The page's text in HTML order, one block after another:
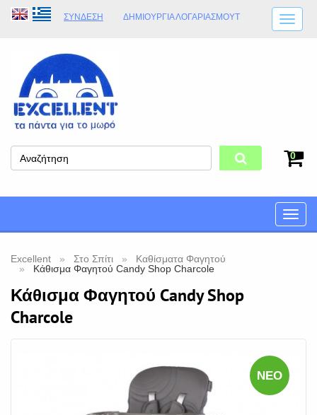
ΣΎΝΔΕΣΗ ΔΗΜΙΟΥΡΓΊΑ ΛΟΓΑΡΙΑΣΜΟΎT
ΩΡΆΡΙΟ ΚΑΤΑΣΤΉΜΑΤΟΣ
ΦΥΣΙΚΌ ΚΑΤΆΣΤΗΜΑ
0
Toggle
Excellent Στο Σπίτι
Καθίσματα Φαγητού
Κάθισμα Φαγητού Candy Shop Charcole
Κάθισμα Φαγητού Candy Shop
Charcole
ΝΈΟ